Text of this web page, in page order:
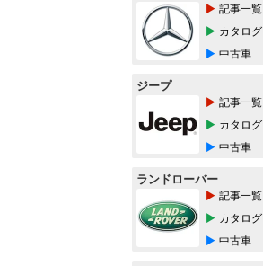
記事一覧
カタログ
中古車
ジープ
記事一覧
カタログ
中古車
ランドローバー
記事一覧
カタログ
中古車